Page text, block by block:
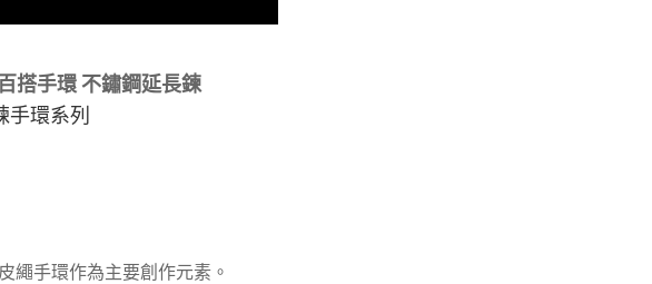
搭手環 不鏽鋼延長鍊
環系列
繩手環作為主要創作元素。